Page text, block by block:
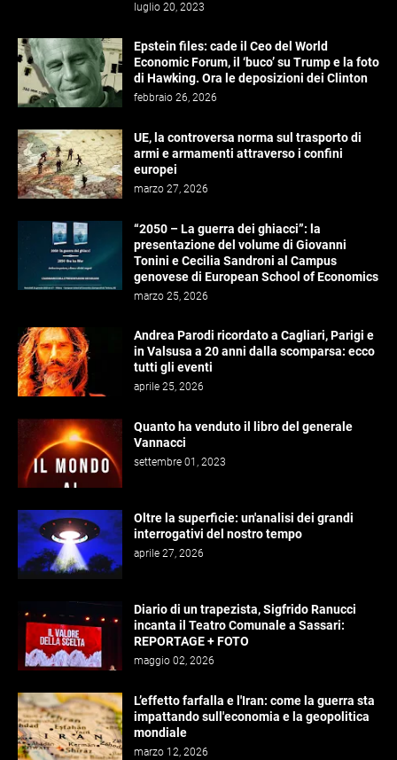
luglio 20, 2023
Epstein files: cade il Ceo del World
Economic Forum, il ‘buco’ su Trump e la foto
di Hawking. Ora le deposizioni dei Clinton
febbraio 26, 2026
UE, la controversa norma sul trasporto di
armi e armamenti attraverso i confini
europei
marzo 27, 2026
“2050 – La guerra dei ghiacci”: la
presentazione del volume di Giovanni
Tonini e Cecilia Sandroni al Campus
genovese di European School of Economics
marzo 25, 2026
Andrea Parodi ricordato a Cagliari, Parigi e
in Valsusa a 20 anni dalla scomparsa: ecco
tutti gli eventi
aprile 25, 2026
Quanto ha venduto il libro del generale
Vannacci
settembre 01, 2023
Oltre la superficie: un'analisi dei grandi
interrogativi del nostro tempo
aprile 27, 2026
Diario di un trapezista, Sigfrido Ranucci
incanta il Teatro Comunale a Sassari:
REPORTAGE + FOTO
maggio 02, 2026
L’effetto farfalla e l'Iran: come la guerra sta
impattando sull'economia e la geopolitica
mondiale
marzo 12, 2026